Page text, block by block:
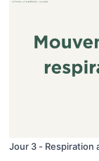
Jour 3 - Respiration